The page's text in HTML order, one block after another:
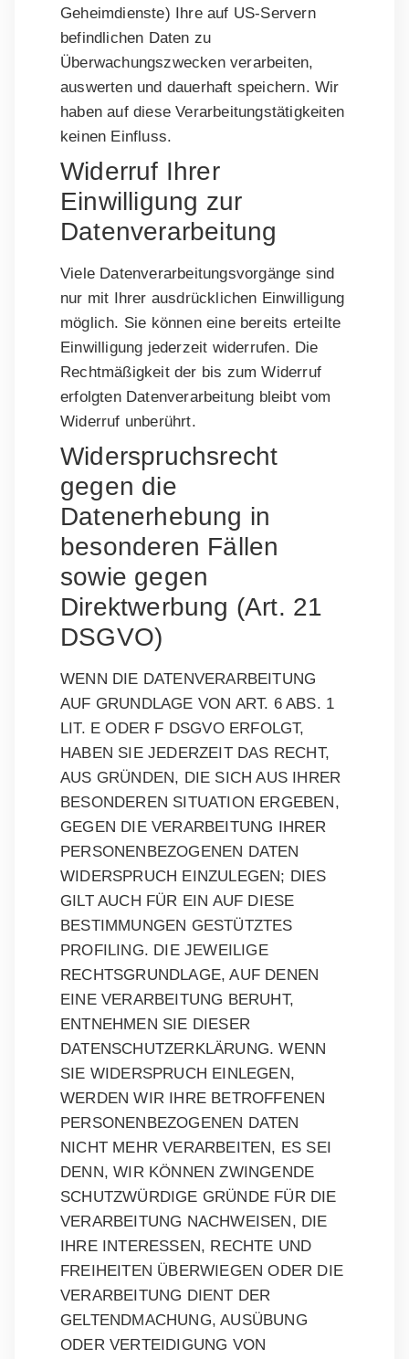
Geheimdienste) Ihre auf US-Servern
befindlichen Daten zu
Überwachungszwecken verarbeiten,
auswerten und dauerhaft speichern. Wir
haben auf diese Verarbeitungstätigkeiten
keinen Einfluss.
Widerruf Ihrer
Einwilligung zur
Datenverarbeitung
Viele Datenverarbeitungsvorgänge sind
nur mit Ihrer ausdrücklichen Einwilligung
möglich. Sie können eine bereits erteilte
Einwilligung jederzeit widerrufen. Die
Rechtmäßigkeit der bis zum Widerruf
erfolgten Datenverarbeitung bleibt vom
Widerruf unberührt.
Widerspruchsrecht
gegen die
Datenerhebung in
besonderen Fällen
sowie gegen
Direktwerbung (Art. 21
DSGVO)
WENN DIE DATENVERARBEITUNG
AUF GRUNDLAGE VON ART. 6 ABS. 1
LIT. E ODER F DSGVO ERFOLGT,
HABEN SIE JEDERZEIT DAS RECHT,
AUS GRÜNDEN, DIE SICH AUS IHRER
BESONDEREN SITUATION ERGEBEN,
GEGEN DIE VERARBEITUNG IHRER
PERSONENBEZOGENEN DATEN
WIDERSPRUCH EINZULEGEN; DIES
GILT AUCH FÜR EIN AUF DIESE
BESTIMMUNGEN GESTÜTZTES
PROFILING. DIE JEWEILIGE
RECHTSGRUNDLAGE, AUF DENEN
EINE VERARBEITUNG BERUHT,
ENTNEHMEN SIE DIESER
DATENSCHUTZERKLÄRUNG. WENN
SIE WIDERSPRUCH EINLEGEN,
WERDEN WIR IHRE BETROFFENEN
PERSONENBEZOGENEN DATEN
NICHT MEHR VERARBEITEN, ES SEI
DENN, WIR KÖNNEN ZWINGENDE
SCHUTZWÜRDIGE GRÜNDE FÜR DIE
VERARBEITUNG NACHWEISEN, DIE
IHRE INTERESSEN, RECHTE UND
FREIHEITEN ÜBERWIEGEN ODER DIE
VERARBEITUNG DIENT DER
GELTENDMACHUNG, AUSÜBUNG
ODER VERTEIDIGUNG VON